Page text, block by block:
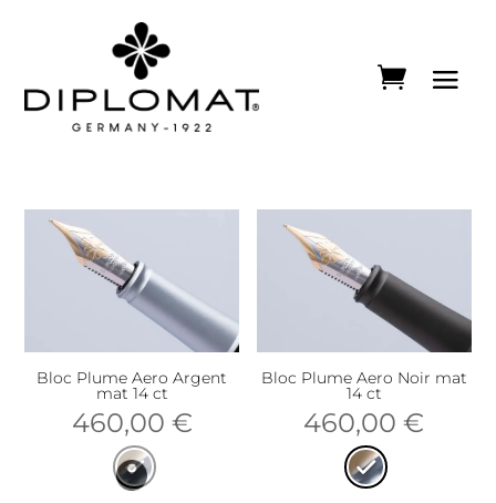
Bloc Plume Aero Argent
mat 14 ct
460,00 €
Bloc Plume Aero Noir mat
14 ct
460,00€